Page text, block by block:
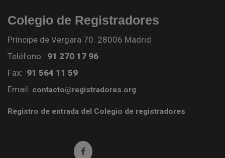
Colegio de Registradores
Príncipe de Vergara 70. 28006 Madrid
Teléfono: 91 270 17 96
Fax: 91 564 11 59
Email: contacto@registradores.org
Registro de entrada del Colegio de registradores
Ir a facebook (abre en ventana nueva)